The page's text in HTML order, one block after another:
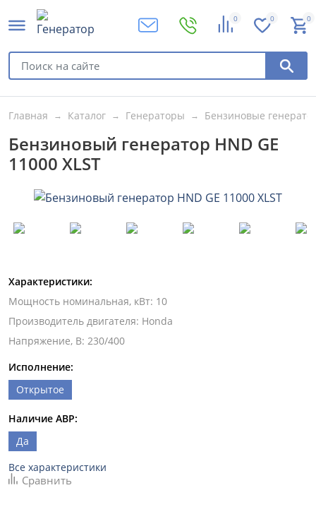
0 0 0
Главная Каталог Генераторы Бензиновые
Бензиновый генератор HND GE
11000 XLST
Характеристики:
Мощность номинальная, кВт: 10
Производитель двигателя: Honda
Напряжение, В: 230/400
Исполнение:
Открытое
Наличие АВР:
Да
Все характеристики
Сравнить